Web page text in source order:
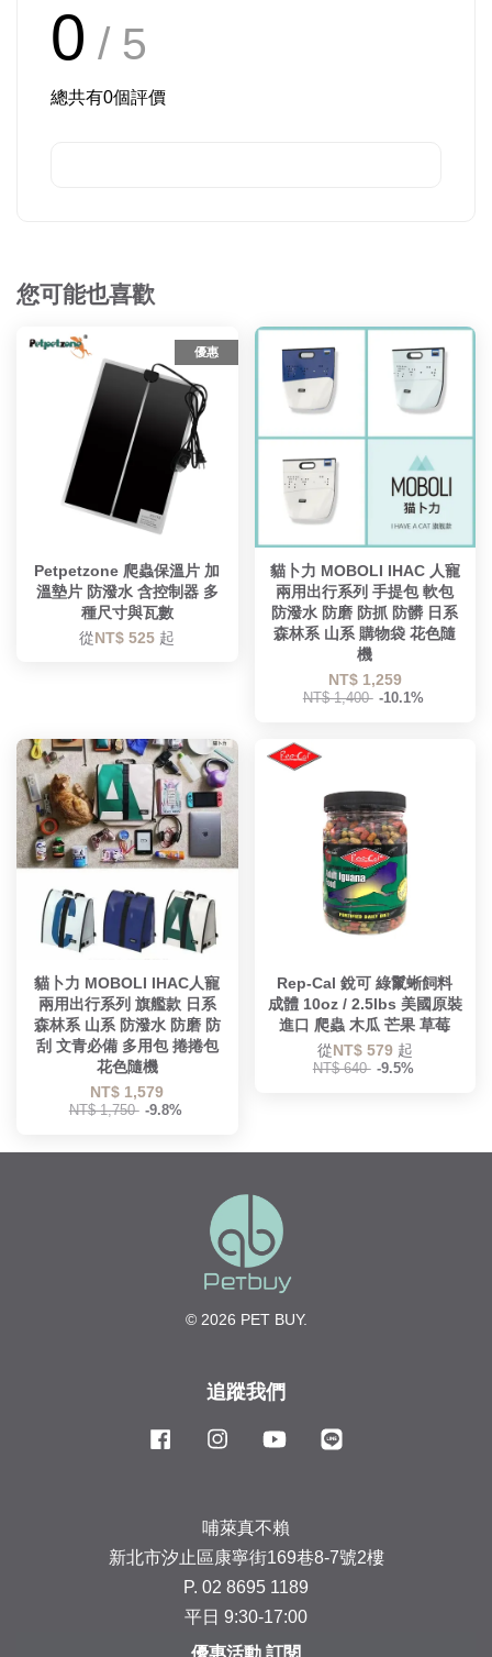
0 / 5
總共有0個評價
您可能也喜歡
優惠
Petpetzone 爬蟲保溫片 加
溫墊片 防潑水 含控制器 多
種尺寸與瓦數
從NT$ 525 起
貓卜力 MOBOLI IHAC 人寵
兩用出行系列 手提包 軟包
防潑水 防磨 防抓 防髒 日系
森林系 山系 購物袋 花色隨
機
NT$ 1,259
NT$ 1,400 -10.1%
貓卜力 MOBOLI IHAC人寵
兩用出行系列 旗艦款 日系
森林系 山系 防潑水 防磨 防
刮 文青必備 多用包 捲捲包
花色隨機
NT$ 1,579
NT$ 1,750 -9.8%
Rep-Cal 銳可 綠鬣蜥飼料
成體 10oz / 2.5lbs 美國原裝
進口 爬蟲 木瓜 芒果 草莓
從NT$ 579 起
NT$ 640 -9.5%
© 2026 PET BUY.
追蹤我們
Facebook Instagram YouTube
哺萊真不賴
新北市汐止區康寧街169巷8-7號2樓
P. 02 8695 1189
平日 9:30-17:00